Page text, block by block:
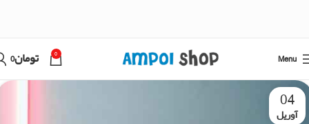
Menu
0 تومان0
04
آوریل